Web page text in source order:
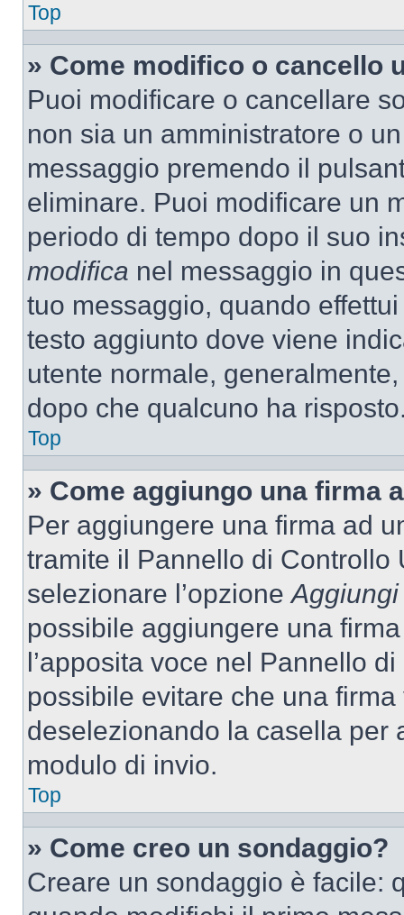
Top
» Come modifico o cancello
Puoi modificare o cancellare
non sia un amministratore o
messaggio premendo il
eliminare. Puoi modificare un
periodo di tempo dopo il suo
modifica nel messaggio in
tuo messaggio, quando
testo aggiunto dove viene
utente normale,
dopo che qualcuno ha
Top
» Come aggiungo una firma
Per aggiungere una firma ad
tramite il Pannello di Controllo
selezionare l’opzione
possibile aggiungere una
l’apposita voce nel Pannello
possibile evitare che una
deselezionando la casella per
modulo di invio.
Top
» Come creo un sondaggio?
Creare un sondaggio è facile: